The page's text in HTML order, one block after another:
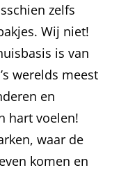
zelfs
Wij niet!
is van
werelds meest
en
hart voelen!
waar de
komen en